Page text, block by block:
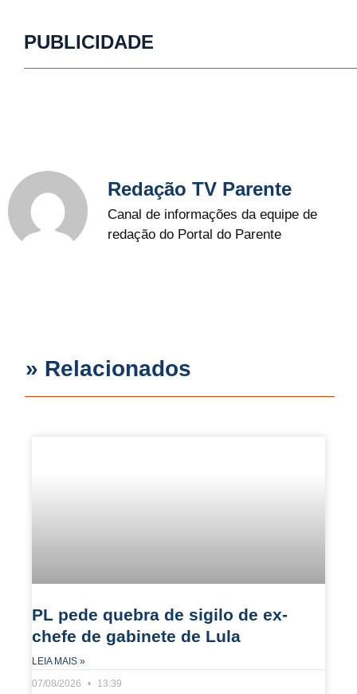
PUBLICIDADE
Redação TV Parente
Canal de informações da equipe de
redação do Portal do Parente
» Relacionados
PL pede quebra de sigilo de ex-
chefe de gabinete de Lula
LEIA MAIS »
07/08/2026
13:39